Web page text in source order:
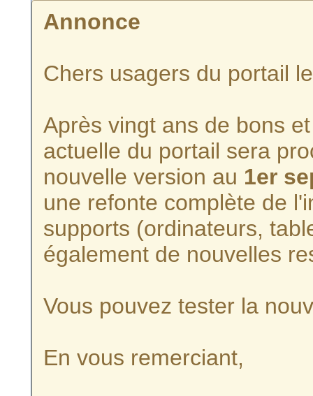
Annonce
Chers usagers du portail
Après vingt ans de bons
actuelle du portail sera
nouvelle version au 1er
une refonte complète de
supports (ordinateurs,
également de nouvelles
Vous pouvez tester la
En vous remerciant,